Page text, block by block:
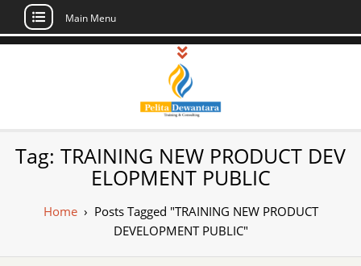
Skip
Main Menu
Pusat Pelatihan
dan Sertifikasi –
Daftar Training
Indonesia
Sertifikasi di Indonesia
Tag: TRAINING NEW PRODUCT DEV
ELOPMENT PUBLIC
Home› Posts Tagged "TRAINING NEW PRODUCT
DEVELOPMENT PUBLIC"